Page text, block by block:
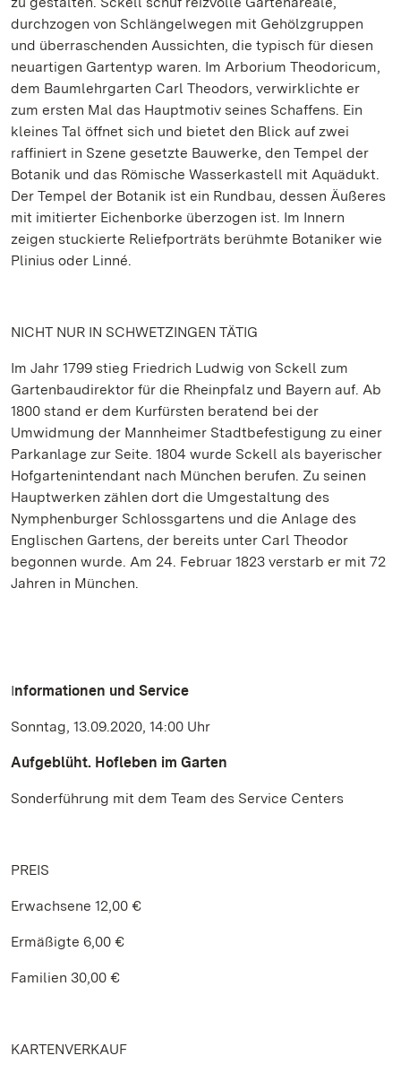
durchzogen von Schlängelwegen mit Gehölzgruppen
und überraschenden Aussichten, die typisch für diesen
neuartigen Gartentyp waren. Im Arborium Theodoricum,
dem Baumlehrgarten Carl Theodors, verwirklichte er
zum ersten Mal das Hauptmotiv seines Schaffens. Ein
kleines Tal öffnet sich und bietet den Blick auf zwei
raffiniert in Szene gesetzte Bauwerke, den Tempel der
Botanik und das Römische Wasserkastell mit Aquädukt.
Der Tempel der Botanik ist ein Rundbau, dessen Äußeres
mit imitierter Eichenborke überzogen ist. Im Innern
zeigen stuckierte Reliefporträts berühmte Botaniker wie
Plinius oder Linné.
NICHT NUR IN SCHWETZINGEN TÄTIG
Im Jahr 1799 stieg Friedrich Ludwig von Sckell zum
Gartenbaudirektor für die Rheinpfalz und Bayern auf. Ab
1800 stand er dem Kurfürsten beratend bei der
Umwidmung der Mannheimer Stadtbefestigung zu einer
Parkanlage zur Seite. 1804 wurde Sckell als bayerischer
Hofgartenintendant nach München berufen. Zu seinen
Hauptwerken zählen dort die Umgestaltung des
Nymphenburger Schlossgartens und die Anlage des
Englischen Gartens, der bereits unter Carl Theodor
begonnen wurde. Am 24. Februar 1823 verstarb er mit 72
Jahren in München.
Informationen und Service
Sonntag, 13.09.2020, 14:00 Uhr
Aufgeblüht. Hofleben im Garten
Sonderführung mit dem Team des Service Centers
PREIS
Erwachsene 12,00 €
Ermäßigte 6,00 €
Familien 30,00 €
KARTENVERKAUF